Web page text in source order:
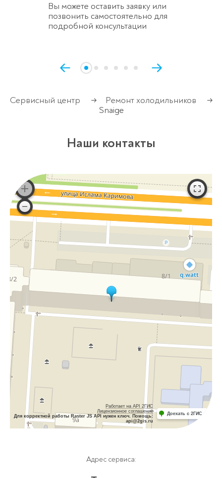
Вы можете оставить заявку или
позвонить самостоятельно для
подробной консультации
Сервисный центр → Ремонт холодильников
→
Snaige
Наши контакты
Работает на API 2ГИС
Лицензионное соглашение
Для корректной работы Raster JS API нужен ключ. Помощь:
api@2gis.ru
Доехать с 2ГИС
Адрес сервиса: